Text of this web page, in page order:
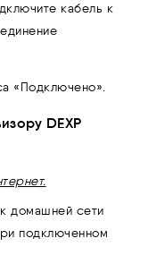
кабель к
«Подключено».
DEXP
домашней сети
подключенном